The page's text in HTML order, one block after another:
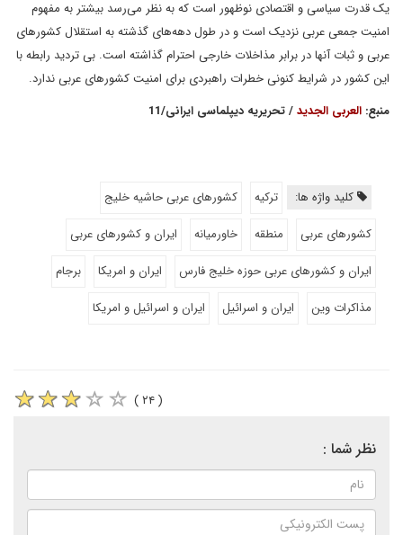
یک قدرت سیاسی و اقتصادی نوظهور است که به نظر می‌رسد بیشتر به مفهوم
امنیت جمعی عربی نزدیک است و در طول دهه‌های گذشته به استقلال کشورهای
عربی و ثبات آنها در برابر مذاخلات خارجی احترام گذاشته است. بی تردید رابطه با
این کشور در شرایط کنونی خطرات راهبردی برای امنیت کشورهای عربی ندارد.
منبع: العربی الجدید/ تحریریه دیپلماسی ایرانی/11
کلید واژه ها: ترکیه
کشورهای عربی حاشیه خلیج
کشورهای عربی
منطقه خاورمیانه
ایران و کشورهای عربی
ایران و کشورهای عربی حوزه خلیج فارس
ایران و امریکا
برجام
مذاکرات وین
ایران و اسرائیل ایران و اسرائیل و امریکا
( ۲۴ )
نظر شما :